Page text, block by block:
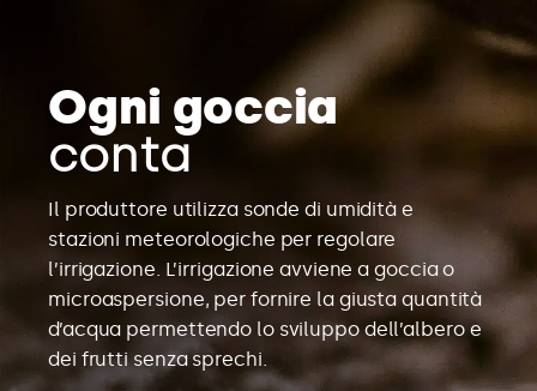
Ogni goccia
conta
Il produttore utilizza sonde di umidità e
stazioni meteorologiche per regolare
l’irrigazione. L’irrigazione avviene a goccia o
microaspersione, per fornire la giusta quantità
d’acqua permettendo lo sviluppo dell’albero e
dei frutti senza sprechi.